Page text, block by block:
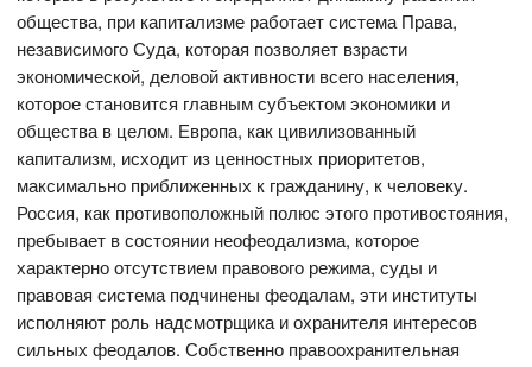
общества, при капитализме работает система Права,
независимого Суда, которая позволяет взрасти
экономической, деловой активности всего населения,
которое становится главным субъектом экономики и
общества в целом. Европа, как цивилизованный
капитализм, исходит из ценностных приоритетов,
максимально приближенных к гражданину, к человеку.
Россия, как противоположный полюс этого противостояния,
пребывает в состоянии неофеодализма, которое
характерно отсутствием правового режима, суды и
правовая система подчинены феодалам, эти институты
исполняют роль надсмотрщика и охранителя интересов
сильных феодалов. Собственно правоохранительная